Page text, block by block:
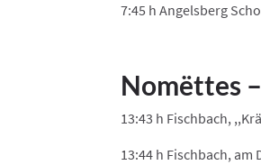
7:45 h Angelsberg
​Nomëttes
13:43 h Fischbach,
13:44 h Fischbach, am